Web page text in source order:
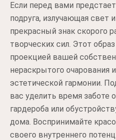
Если перед вами
подруга, излучающая свет
прекрасный знак скорого
творческих сил. Этот
проекцией вашей
нераскрытого очарования
эстетической гармонии.
вас уделить время заботе
гардероба или
дома. Воспринимайте
своего внутреннего